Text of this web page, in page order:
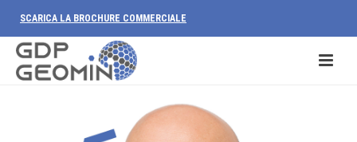
SCARICA LA BROCHURE COMMERCIALE